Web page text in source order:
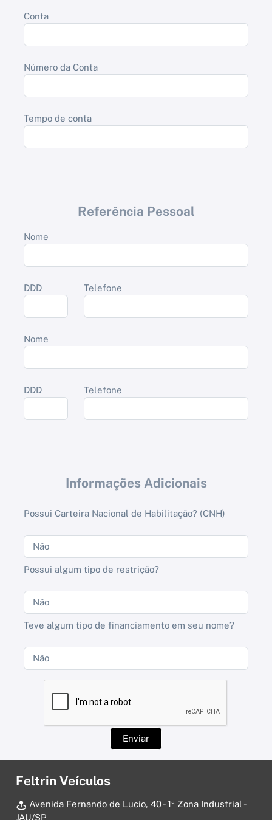
Conta
Número da Conta
Tempo de conta
Referência Pessoal
Nome
DDD Telefone
Nome
DDD Telefone
Informações Adicionais
Possui Carteira Nacional de Habilitação? (CNH)
Possui algum tipo de restrição?
Teve algum tipo de financiamento em seu nome?
Enviar
Feltrin Veículos
Avenida Fernando de Lucio, 40 - 1ª Zona Industrial -
JAU/SP